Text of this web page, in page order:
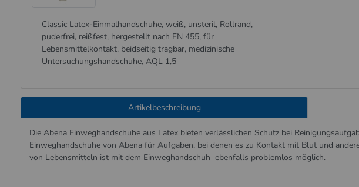
Classic Latex-Einmalhandschuhe, weiß, unsteril, Rollrand,
puderfrei, reißfest, hergestellt nach EN 455, für
Lebensmittelkontakt, beidseitig tragbar, medizinische
Untersuchungshandschuhe, AQL 1,5
Artikelbeschreibung
Die Abena Einweghandschuhe aus Latex bieten verlässlichen Schutz bei
Einweghandschuhe von Abena für Aufgaben, bei denen es zu Kontakt mit Blut und
von Lebensmitteln ist mit dem Einweghandschuh ebenfalls problemlos möglich.